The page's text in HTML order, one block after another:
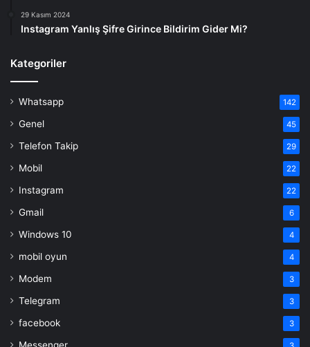
29 Kasım 2024
Instagram Yanlış Şifre Girince Bildirim Gider Mi?
Kategoriler
Whatsapp 142
Genel 45
Telefon Takip 29
Mobil 22
Instagram 22
Gmail 6
Windows 10 4
mobil oyun 4
Modem 3
Telegram 3
facebook 3